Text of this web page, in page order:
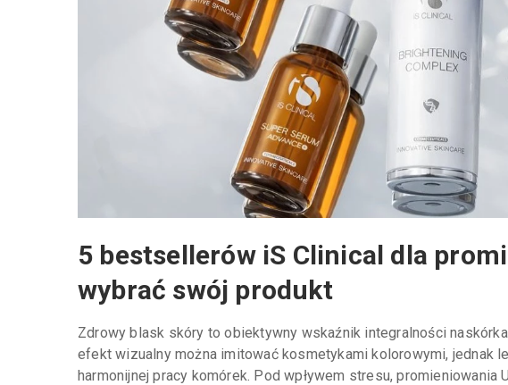
5 bestsellerów iS Clinical dla
wybrać swój produkt
Zdrowy blask skóry to obiektywny wskaźnik integralności
efekt wizualny można imitować kosmetykami kolorowymi, jednak
harmonijnej pracy komórek. Pod wpływem stresu, promieniowania